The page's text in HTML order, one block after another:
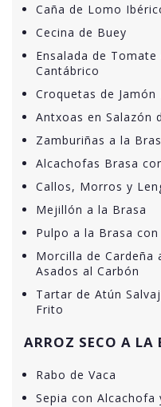
Caña de Lomo
Cecina de Buey
Ensalada de
Cantábrico
Croquetas de Jamón
Antxoas en Salazón
Zamburiñas a la
Alcachofas Brasa
Callos, Morros y
Mejillón a la Brasa
Pulpo a la Brasa
Morcilla de Cardeña
Asados al Carbón
Tartar de Atún
Frito
ARROZ SECO A LA
Rabo de Vaca
Sepia con Alcachofa